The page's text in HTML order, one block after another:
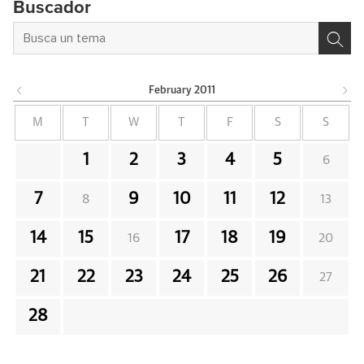
Buscador
February 2011
M W F S S
1 2 3 4 5 6
7 8 9 10 11 12 13
14 15 16 17 18 19 20
21 22 23 24 25 26 27
28